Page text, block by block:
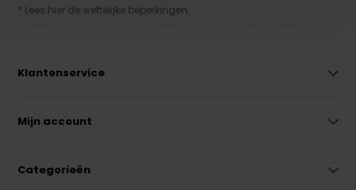
* Lees hier de wettelijke beperkingen
Klantenservice
Mijn account
Categorieën